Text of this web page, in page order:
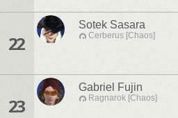
22
Sotek Sasara
Cerberus [Chaos]
23
Gabriel Fujin
Ragnarok [Chaos]